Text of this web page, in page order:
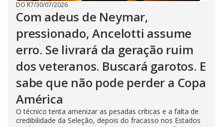
DO R7/30/07/2026
Com adeus de Neymar,
pressionado, Ancelotti assume
erro. Se livrará da geração ruim
dos veteranos. Buscará garotos. E
sabe que não pode perder a Copa
América
O técnico tenta amenizar as pesadas críticas e a falta de
credibilidade da Seleção, depois do fracasso nos Estados